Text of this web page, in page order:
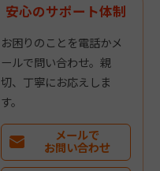
安心のサポート体制
お困りのことを電話かメ
ールで問い合わせ。親
切、丁寧にお応えしま
す。
メールで
お問い合わせ